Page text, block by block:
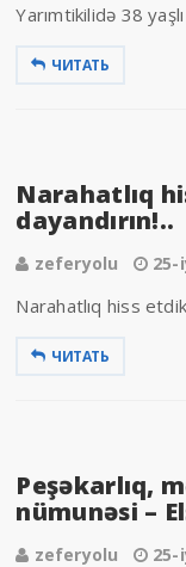
Yarımtikilidə 38
ЧИТАТЬ
Narahatlıq
dayandırın!..
zeferyolu 25-
Narahatlıq hiss
ЧИТАТЬ
Peşəkarlıq,
nümunəsi –
zeferyolu 25-